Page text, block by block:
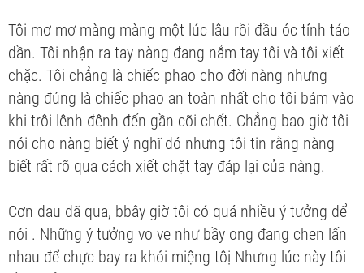
Tôi mơ mơ màng màng một lúc lâu rồi đầu óc tỉnh táo
dần. Tôi nhận ra tay nàng đang nắm tay tôi và tôi xiết
chặc. Tôi chẳng là chiếc phao cho đời nàng nhưng
nàng đúng là chiếc phao an toàn nhất cho tôi bám vào
khi trôi lênh đênh đến gần cõi chết. Chẳng bao giờ tôi
nói cho nàng biết ý nghĩ đó nhưng tôi tin rằng nàng
biết rất rõ qua cách xiết chặt tay đáp lại của nàng.
Cơn đau đã qua, bbây giờ tôi có quá nhiều ý tưởng để
nói . Những ý tưởng vo ve như bầy ong đang chen lấn
nhau để chực bay ra khỏi miệng tôị Nhưng lúc này tôi